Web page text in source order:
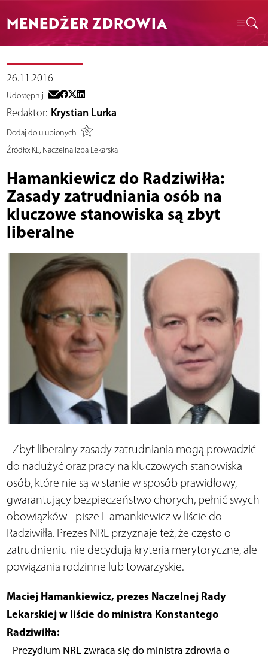
MENEDŻER ZDROWIA
26.11.2016
Udostępnij
Redaktor: Krystian Lurka
Dodaj do ulubionych
Źródło:KL, Naczelna Izba Lekarska
Hamankiewicz do Radziwiłła:
Zasady zatrudniania osób na
kluczowe stanowiska są zbyt
liberalne
- Zbyt liberalny zasady zatrudniania mogą prowadzić
do nadużyć oraz pracy na kluczowych stanowiska
osób, które nie są w stanie w sposób prawidłowy,
gwarantujący bezpieczeństwo chorych, pełnić swych
obowiązków - pisze Hamankiewicz w liście do
Radziwiłła. Prezes NRL przyznaje też, że często o
zatrudnieniu nie decydują kryteria merytoryczne, ale
powiązania rodzinne lub towarzyskie.
Maciej Hamankiewicz, prezes Naczelnej Rady
Lekarskiej w liście do ministra Konstantego
Radziwiłła:
- Prezydium NRL zwraca się do ministra zdrowia o